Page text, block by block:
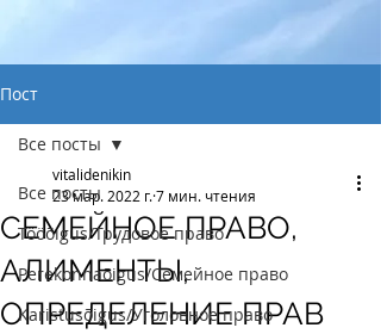
Пост
Все посты
Tööõigus/Трудовое право
Perekonnaõigus/Семейное право
Karistusõigus/Уголовное право
Все посты
СЕМЕЙНОЕ ПРАВО,
АЛИМЕНТЫ,
ОПРЕДЕЛЕНИЕ ПРАВ
vitalidenikin
23 мар. 2022 г.7 мин. чтения